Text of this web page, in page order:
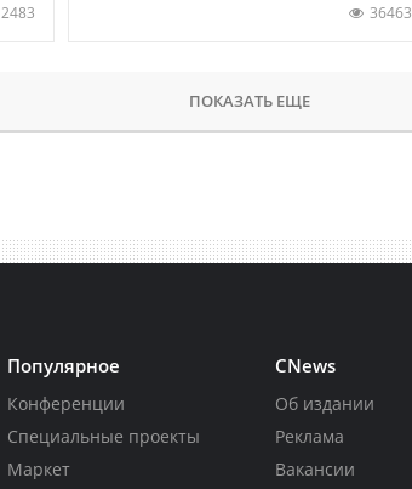
2483 36463
ПОКАЗАТЬ ЕЩЕ
Популярное
Конференции
Специальные проекты
Маркет
CNews
Об издании
Реклама
Вакансии